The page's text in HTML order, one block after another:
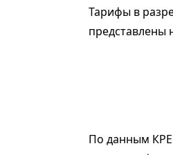
Тарифы в
представлены
По данным